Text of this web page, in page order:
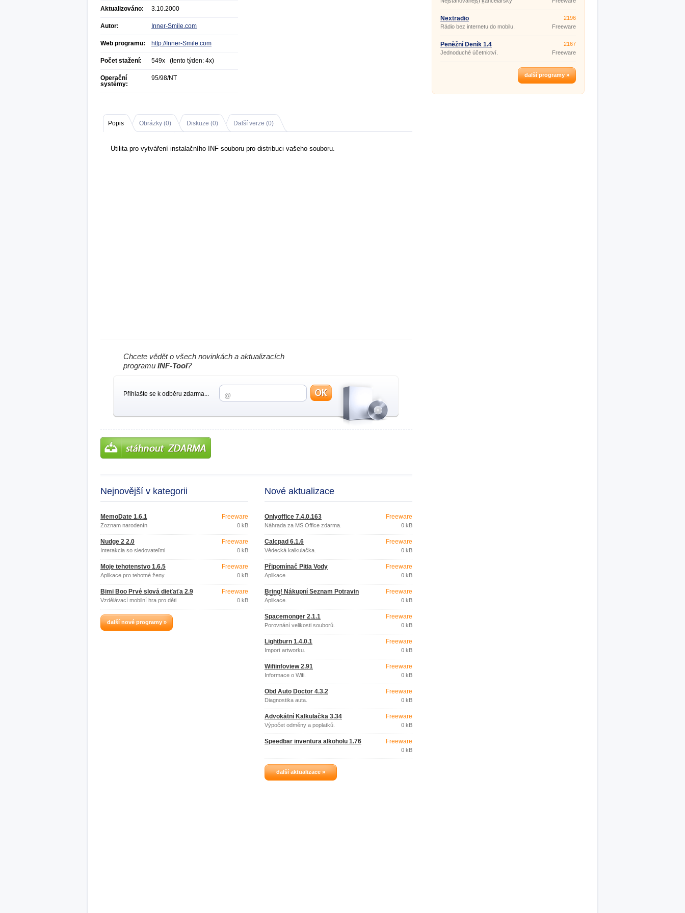
Aktualizováno: 3.10.2000
Autor: Inner-Smile.com
Web programu: http://Inner-Smile.com
Počet stažení: 549x (tento týden: 4x)
Operační
systémy:
95/98/NT
Popis Obrázky (0) Diskuze (0) Další verze (0)
Utilita pro vytváření instalačního INF souboru pro distribuci vašeho souboru.
Chcete vědět o všech novinkách a aktualizacích
programu INF-Tool?
Přihlašte se k odběru zdarma...
Nejnovější v kategorii
MemoDate 1.6.1
Zoznam narodenín
Freeware
0 kB
Nudge 2 2.0
Interakcia so sledovateľmi
Freeware
0 kB
Moje tehotenstvo 1.6.5
Aplikace pro tehotné ženy
Freeware
0 kB
Bimi Boo Prvé slová dieťaťa 2.9
Vzdělávací mobilní hra pro děti
Freeware
0 kB
další nové programy »
Nové aktualizace
Onlyoffice 7.4.0.163
Náhrada za MS Office zdarma.
Freeware
0 kB
Calcpad 6.1.6
Vědecká kalkulačka.
Freeware
0 kB
Připomínač Pitia Vody
Aplikace.
Freeware
0 kB
Bring! Nákupní Seznam Potravin
4.51.2
Aplikace.
Freeware
0 kB
Spacemonger 2.1.1
Porovnání velikosti souborů.
Freeware
0 kB
Lightburn 1.4.0.1
Import artworku.
Freeware
0 kB
Wifiinfoview 2.91
Informace o Wifi.
Freeware
0 kB
Obd Auto Doctor 4.3.2
Diagnostika auta.
Freeware
0 kB
Advokátní Kalkulačka 3.34
Výpočet odměny a poplatků.
Freeware
0 kB
Speedbar inventura alkoholu 1.76 Freeware
0 kB
další aktualizace »
přesnosti, rychlosti a efektivnosti
program na světě.
Nextradio
Rádio bez internetu do mobilu.
2196
Freeware
Peněžní Deník 1.4
Jednoduché účetnictví.
2167
Freeware
další programy »